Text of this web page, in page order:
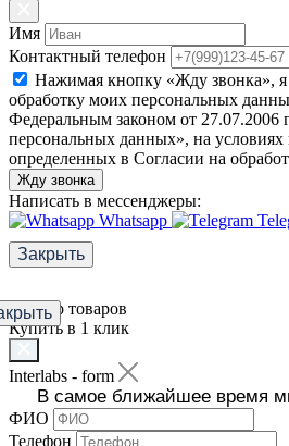
Имя
Контактный телефон
Нажимая кнопку «Жду звонка», я
обработку моих персональных
Федеральным законом от
персональных данных», на условиях
определенных в Согласии на
Жду звонка
Написать в мессенджеры:
Whatsapp
Закрыть
Фильтр товаров
Купить в 1 клик
Interlabs - form
В самое ближайшее время
ФИО
Телефон